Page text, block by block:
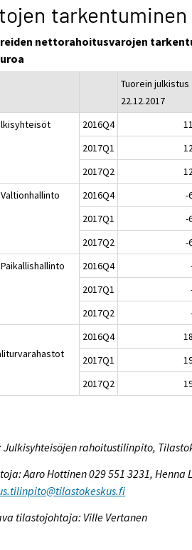
tarkentuminen
nettorahoitusvarojen
Tuorein julkistus
22.12.2017
2016Q4
2017Q1
2017Q2
2016Q4 -
2017Q1
-
2017Q2
-
2016Q4
2017Q1
2017Q2
2016Q4
2017Q1
2017Q2
Julkisyhteisöjen rahoitustilinpito,
Aaro Hottinen 029 551 3231, Henna
tilastojohtaja: Ville Vertanen